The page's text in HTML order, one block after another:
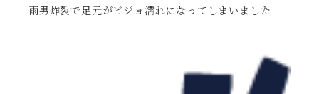
雨男炸裂で足元がビジョ濡れになってしまいました